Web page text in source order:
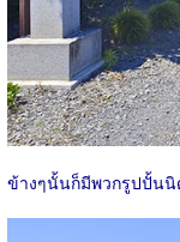
ข้างๆนั้นก็มีพวกรูปปั้น